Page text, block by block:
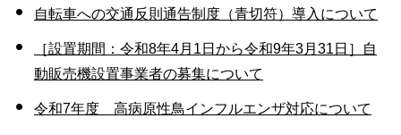
自転車への交通反則通告制度（青切符）導入について
［設置期間：令和8年4月1日から令和9年3月31日］自
動販売機設置事業者の募集について
令和7年度 高病原性鳥インフルエンザ対応について